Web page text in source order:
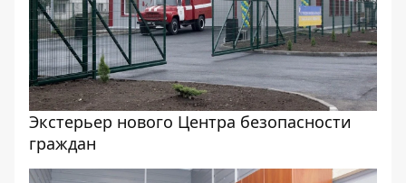
Экстерьер нового Центра безопасности
граждан